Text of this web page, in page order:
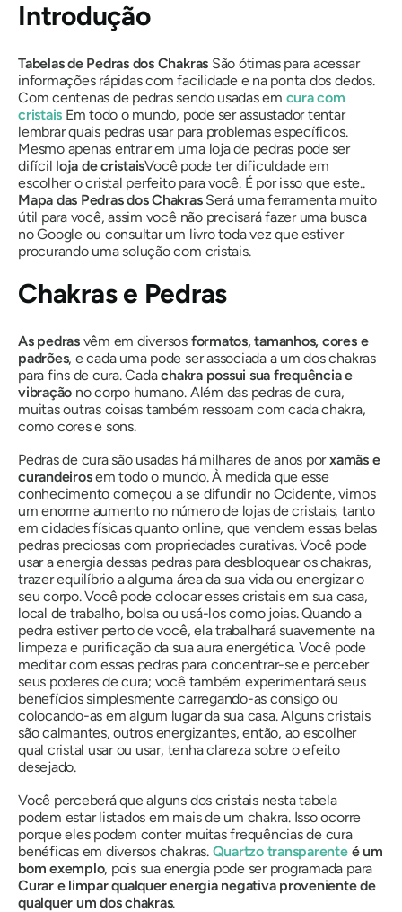
Introdução
Tabelas de Pedras dos Chakras São ótimas para acessar
informações rápidas com facilidade e na ponta dos dedos.
Com centenas de pedras sendo usadas em cura com
cristais Em todo o mundo, pode ser assustador tentar
lembrar quais pedras usar para problemas específicos.
Mesmo apenas entrar em uma loja de pedras pode ser
difícil loja de cristaisVocê pode ter dificuldade em
escolher o cristal perfeito para você. É por isso que este..
Mapa das Pedras dos ChakrasSerá uma ferramenta muito
útil para você, assim você não precisará fazer uma busca
no Google ou consultar um livro toda vez que estiver
procurando uma solução com cristais.
Chakras e Pedras
As pedrasvêm em diversos formatos, tamanhos, cores e
padrões, e cada uma pode ser associada a um dos chakras
para fins de cura. Cadachakra possui sua frequência e
vibração no corpo humano. Além das pedras de cura,
muitas outras coisas também ressoam com cada chakra,
como cores e sons.
Pedras de cura são usadas há milhares de anos porxamãs e
curandeirosem todo o mundo. À medida que esse
conhecimento começou a se difundir no Ocidente, vimos
um enorme aumento no número de lojas de cristais, tanto
em cidades físicas quanto online, que vendem essas belas
pedras preciosas com propriedades curativas. Você pode
usar a energia dessas pedras para desbloquear os chakras,
trazer equilíbrio a alguma área da sua vida ou energizar o
seu corpo. Você pode colocar esses cristais em sua casa,
local de trabalho, bolsa ou usá-los como joias. Quando a
pedra estiver perto de você, ela trabalhará suavemente na
limpeza e purificação da sua aura energética. Você pode
meditar com essas pedras para concentrar-se e perceber
seus poderes de cura; você também experimentará seus
benefícios simplesmente carregando-as consigo ou
colocando-as em algum lugar da sua casa. Alguns cristais
são calmantes, outros energizantes, então, ao escolher
qual cristal usar ou usar, tenha clareza sobre o efeito
desejado.
Você perceberá que alguns dos cristais nesta tabela
podem estar listados em mais de um chakra. Isso ocorre
porque eles podem conter muitas frequências de cura
benéficas em diversos chakras. Quartzo transparenteé um
bom exemplo, pois sua energia pode ser programada para
Curar e limpar qualquer energia negativa proveniente de
qualquer um dos chakras.